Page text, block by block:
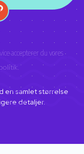
accepterer du vores
en samlet størrelse
detaljer.